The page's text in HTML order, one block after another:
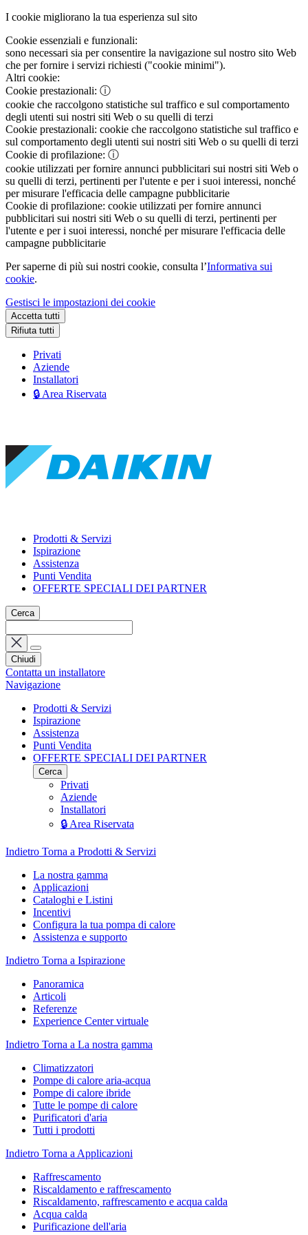
I cookie migliorano la tua esperienza sul sito
Cookie essenziali e funzionali:
sono necessari sia per consentire la navigazione sul nostro sito Web
che per fornire i servizi richiesti ("cookie minimi").
Altri cookie:
Cookie prestazionali: ⓘ
cookie che raccolgono statistiche sul traffico e sul comportamento
degli utenti sui nostri siti Web o su quelli di terzi
Cookie prestazionali: cookie che raccolgono statistiche sul traffico e
sul comportamento degli utenti sui nostri siti Web o su quelli di terzi
Cookie di profilazione: ⓘ
cookie utilizzati per fornire annunci pubblicitari sui nostri siti Web o
su quelli di terzi, pertinenti per l'utente e per i suoi interessi, nonché
per misurare l'efficacia delle campagne pubblicitarie
Cookie di profilazione: cookie utilizzati per fornire annunci
pubblicitari sui nostri siti Web o su quelli di terzi, pertinenti per
l'utente e per i suoi interessi, nonché per misurare l'efficacia delle
campagne pubblicitarie
Per saperne di più sui nostri cookie, consulta l’Informativa sui
cookie.
Gestisci le impostazioni dei cookie
Accetta tutti
Rifiuta tutti
Privati
Aziende
Installatori
🔒 Area Riservata
Prodotti & Servizi
Ispirazione
Assistenza
Punti Vendita
OFFERTE SPECIALI DEI PARTNER
Cerca
Chiudi
Contatta un installatore
Navigazione
Prodotti & Servizi
Ispirazione
Assistenza
Punti Vendita
OFFERTE SPECIALI DEI PARTNER
Cerca
Privati
Aziende
Installatori
🔒 Area Riservata
Indietro Torna a Prodotti & Servizi
La nostra gamma
Applicazioni
Cataloghi e Listini
Incentivi
Configura la tua pompa di calore
Assistenza e supporto
Indietro Torna a Ispirazione
Panoramica
Articoli
Referenze
Experience Center virtuale
Indietro Torna a La nostra gamma
Climatizzatori
Pompe di calore aria-acqua
Pompe di calore ibride
Tutte le pompe di calore
Purificatori d'aria
Tutti i prodotti
Indietro Torna a Applicazioni
Raffrescamento
Riscaldamento e raffrescamento
Riscaldamento, raffrescamento e acqua calda
Acqua calda
Purificazione dell'aria